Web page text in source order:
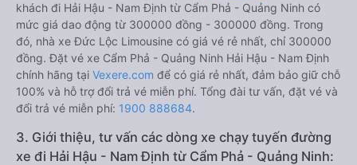
khách đi Hải Hậu - Nam Định từ Cẩm Phả - Quảng Ninh có
mức giá dao động từ 300000 đồng - 300000 đồng. Trong
đó, nhà xe Đức Lộc Limousine có giá vé rẻ nhất, chỉ 300000
đồng. Đặt vé xe Cẩm Phả - Quảng Ninh Hải Hậu - Nam Định
chính hãng tại Vexere.com để có giá rẻ nhất, đảm bảo giữ chỗ
100% và hỗ trợ đổi trả vé miễn phí. Tổng đài tư vấn, đặt vé và
đổi trả vé miễn phí: 1900 888684.
3. Giới thiệu, tư vấn các dòng xe chạy tuyến đường
xe đi Hải Hậu - Nam Định từ Cẩm Phả - Quảng Ninh: